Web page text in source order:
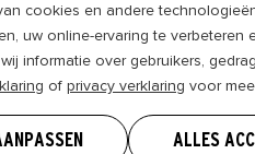
cookies en andere
uw online-ervaring te
informatie over gebruikers,
of privacy verklaring voor
ALLES
hond te geven wat hij